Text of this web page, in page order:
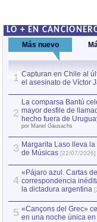
LO + EN
Más nuevo
1 Capturan en Chile al
el asesinato de Víctor
2
La comparsa Bantú
mayor desfile de
hecho fuera de
por Manel Gausachs
3 Margarita Laso lleva
de Músicas [22/07/2026]
4
«Pájaro azul. Cartas
correspondencia
la dictadura argentina
5 «Cançons del Grec»
en una noche única en